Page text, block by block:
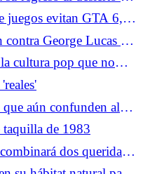
juegos evitan GTA 6,
pop
George Lucas en
(y perdieron)
cultura pop que no
aún confunden al
de 1983
dos queridas
2